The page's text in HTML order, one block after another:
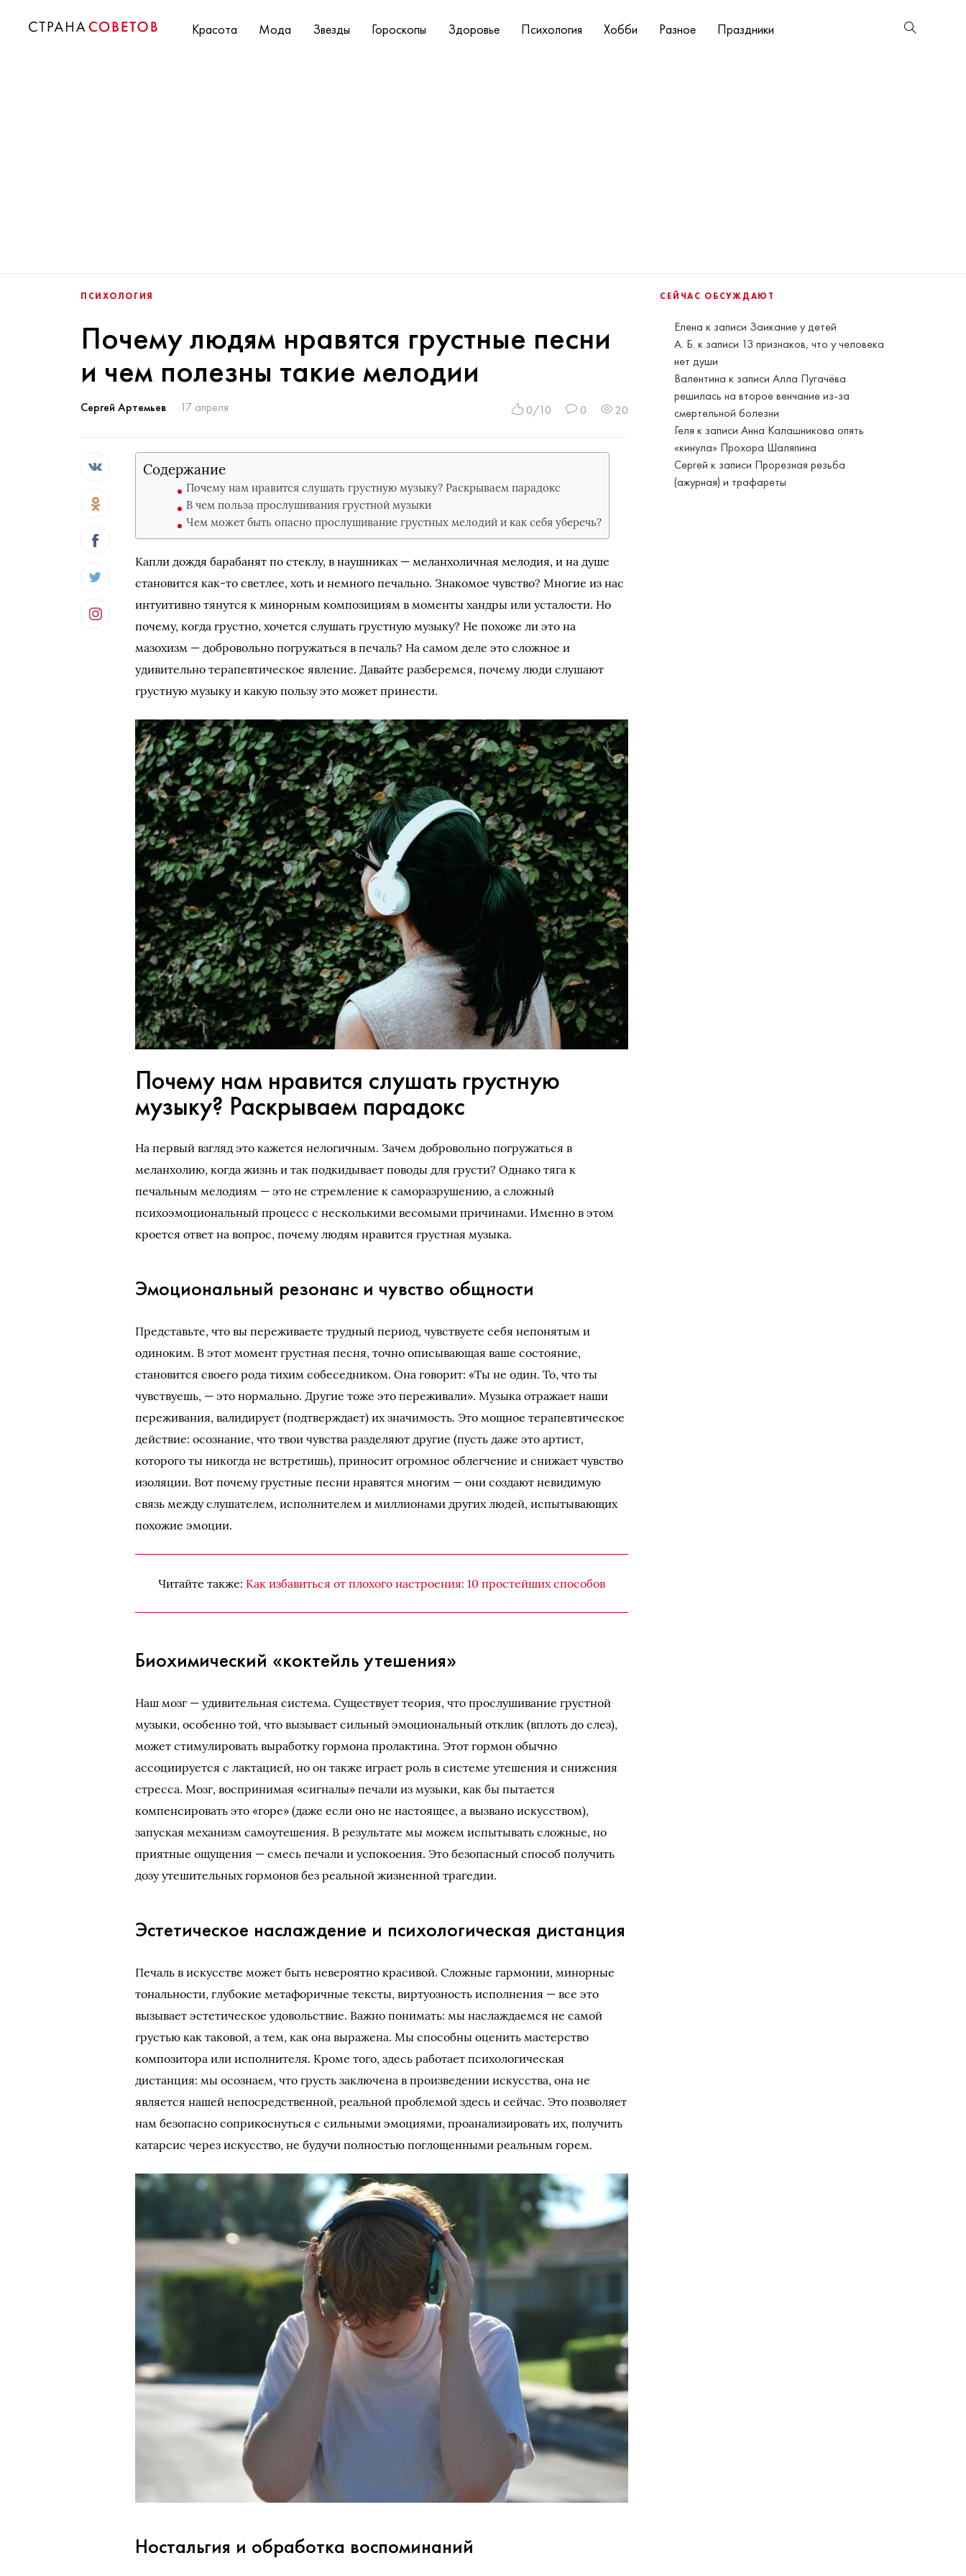
Красота Мода Звезды Гороскопы Здоровье Психология Хобби Разное Праздники
СЕЙЧАС ОБСУЖДАЮТ
Елена к записи Заикание у детей
А. Б. к записи 13 признаков, что у человека
нет души
Валентина к записиАлла Пугачёва
решилась на второе венчание из-за
смертельной болезни
Геля к записиАнна Калашникова опять
«кинула» Прохора Шаляпина
Сергей к записи Прорезная резьба
(ажурная) и трафареты
ПСИХОЛОГИЯ
Почему людям нравятся грустные песни
и чем полезны такие мелодии
Сергей Артемьев 17 апреля 0/10 0 20
Содержание
Почему нам нравится слушать грустную музыку? Раскрываем парадокс
В чем польза прослушивания грустной музыки
Чем может быть опасно прослушивание грустных мелодий и как себя уберечь?
Капли дождя барабанят по стеклу, в наушниках — меланхоличная мелодия, и на душе
становится как-то светлее, хоть и немного печально. Знакомое чувство? Многие из нас
интуитивно тянутся к минорным композициям в моменты хандры или усталости. Но
почему, когда грустно, хочется слушать грустную музыку? Не похоже ли это на
мазохизм — добровольно погружаться в печаль? На самом деле это сложное и
удивительно терапевтическое явление. Давайте разберемся, почему люди слушают
грустную музыку и какую пользу это может принести.
Почему нам нравится слушать грустную
музыку? Раскрываем парадокс
На первый взгляд это кажется нелогичным. Зачем добровольно погружаться в
меланхолию, когда жизнь и так подкидывает поводы для грусти? Однако тяга к
печальным мелодиям — это не стремление к саморазрушению, а сложный
психоэмоциональный процесс с несколькими весомыми причинами. Именно в этом
кроется ответ на вопрос, почему людям нравится грустная музыка.
Эмоциональный резонанс и чувство общности
Представьте, что вы переживаете трудный период, чувствуете себя непонятым и
одиноким. В этот момент грустная песня, точно описывающая ваше состояние,
становится своего рода тихим собеседником. Она говорит: «Ты не один. То, что ты
чувствуешь, — это нормально. Другие тоже это переживали». Музыка отражает наши
переживания, валидирует (подтверждает) их значимость. Это мощное терапевтическое
действие: осознание, что твои чувства разделяют другие (пусть даже это артист,
которого ты никогда не встретишь), приносит огромное облегчение и снижает чувство
изоляции. Вот почему грустные песни нравятся многим — они создают невидимую
связь между слушателем, исполнителем и миллионами других людей, испытывающих
похожие эмоции.
Читайте также: Как избавиться от плохого настроения: 10 простейших способов
Биохимический «коктейль утешения»
Наш мозг — удивительная система. Существует теория, что прослушивание грустной
музыки, особенно той, что вызывает сильный эмоциональный отклик (вплоть до слез),
может стимулировать выработку гормона пролактина. Этот гормон обычно
ассоциируется с лактацией, но он также играет роль в системе утешения и снижения
стресса. Мозг, воспринимая «сигналы» печали из музыки, как бы пытается
компенсировать это «горе» (даже если оно не настоящее, а вызвано искусством),
запуская механизм самоутешения. В результате мы можем испытывать сложные, но
приятные ощущения — смесь печали и успокоения. Это безопасный способ получить
дозу утешительных гормонов без реальной жизненной трагедии.
Эстетическое наслаждение и психологическая дистанция
Печаль в искусстве может быть невероятно красивой. Сложные гармонии, минорные
тональности, глубокие метафоричные тексты, виртуозность исполнения — все это
вызывает эстетическое удовольствие. Важно понимать: мы наслаждаемся не самой
грустью как таковой, а тем, как она выражена. Мы способны оценить мастерство
композитора или исполнителя. Кроме того, здесь работает психологическая
дистанция: мы осознаем, что грусть заключена в произведении искусства, она не
является нашей непосредственной, реальной проблемой здесь и сейчас. Это позволяет
нам безопасно соприкоснуться с сильными эмоциями, проанализировать их, получить
катарсис через искусство, не будучи полностью поглощенными реальным горем.
Ностальгия и обработка воспоминаний